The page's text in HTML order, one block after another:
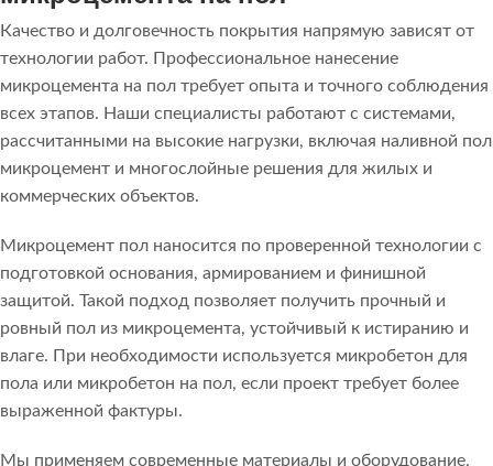
Качество и долговечность покрытия напрямую зависят от
технологии работ. Профессиональное нанесение
микроцемента на пол требует опыта и точного соблюдения
всех этапов. Наши специалисты работают с системами,
рассчитанными на высокие нагрузки, включая наливной пол
микроцемент и многослойные решения для жилых и
коммерческих объектов.
Микроцемент пол наносится по проверенной технологии с
подготовкой основания, армированием и финишной
защитой. Такой подход позволяет получить прочный и
ровный пол из микроцемента, устойчивый к истиранию и
влаге. При необходимости используется микробетон для
пола или микробетон на пол, если проект требует более
выраженной фактуры.
Мы применяем современные материалы и оборудование,